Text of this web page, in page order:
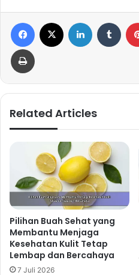
Related Articles
Pilihan Buah Sehat yang
Membantu Menjaga
Kesehatan Kulit Tetap
Lembap dan Bercahaya
7 Juli 2026